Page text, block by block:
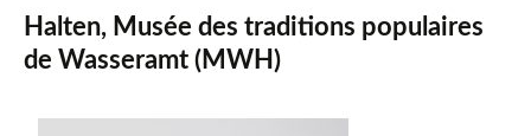
Halten, Musée des traditions populaires
de Wasseramt (MWH)